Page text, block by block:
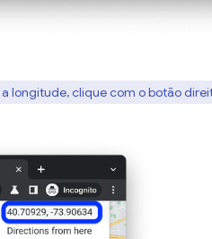
longitude, clique com o botão